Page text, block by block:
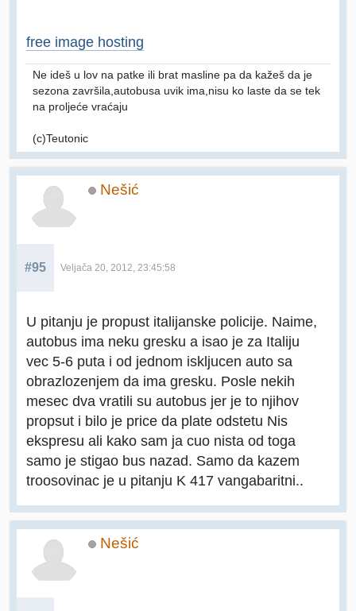
free image hosting
Ne ideš u lov na patke ili brat masline pa da kažeš da je
sezona završila,autobusa uvik ima,nisu ko laste da se tek
na proljeće vraćaju
(c)Teutonic
Nešić
#95 Veljača 20, 2012, 23:45:58
U pitanju je propust italijanske policije. Naime,
autobus ima neku gresku a isao je za Italiju
vec 5-6 puta i od jednom iskljucen auto sa
obrazlozenjem da ima gresku. Posle nekih
mesec dva vratili su autobus jer je to njihov
propsut i bilo je price da plate odstetu Nis
ekspresu ali kako sam ja cuo nista od toga
samo je stigao bus nazad. Samo da kazem
troosovinac je u pitanju K 417 vangabaritni..
Nešić